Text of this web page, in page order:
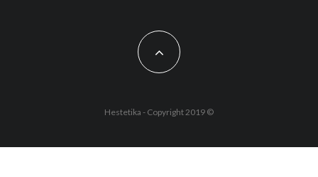
Hestetika - Copyright 2019 ©